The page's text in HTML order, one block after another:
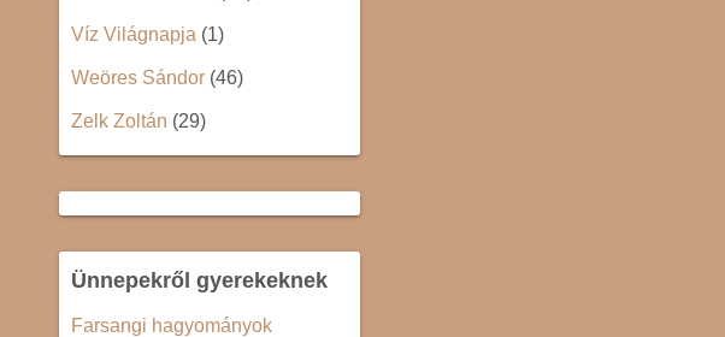
Víz Világnapja (1)
Weöres Sándor (46)
Zelk Zoltán (29)
Ünnepekről gyerekeknek
Farsangi hagyományok